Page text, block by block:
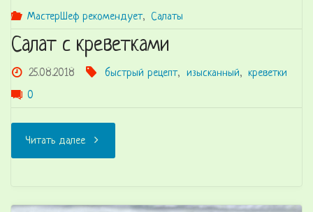
МастерШеф рекомендует, Салаты
Салат с креветками
25.08.2018 быстрый рецепт, изысканный, креветки
0
Читать далее"Салат
креветками"